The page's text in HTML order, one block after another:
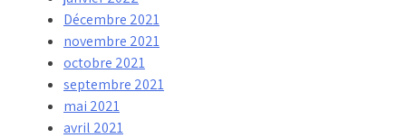
Décembre 2021
novembre 2021
octobre 2021
septembre 2021
mai 2021
avril 2021